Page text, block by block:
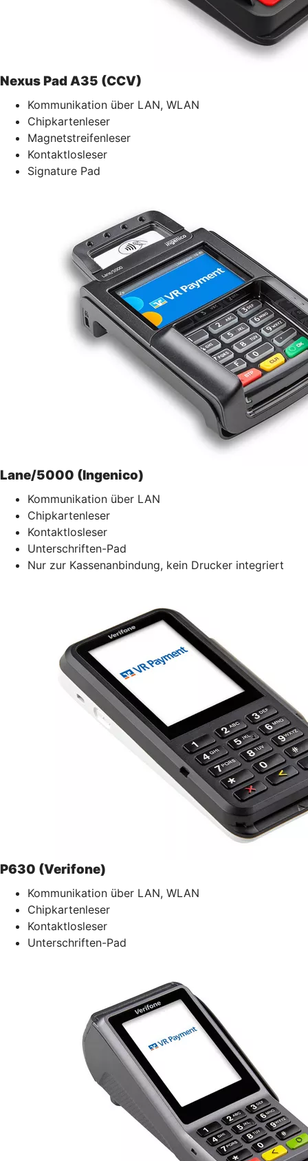
Nexus Pad A35 (CCV)
Kommunikation über LAN, WLAN
Chipkartenleser
Magnetstreifenleser
Kontaktlosleser
Signature Pad
Lane/5000 (Ingenico)
Kommunikation über LAN
Chipkartenleser
Kontaktlosleser
Unterschriften-Pad
Nur zur Kassenanbindung, kein Drucker integriert
P630 (Verifone)
Kommunikation über LAN, WLAN
Chipkartenleser
Kontaktlosleser
Unterschriften-Pad